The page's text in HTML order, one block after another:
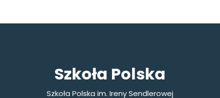
Szkoła Polska
Szkoła Polska im. Ireny Sendlerowej